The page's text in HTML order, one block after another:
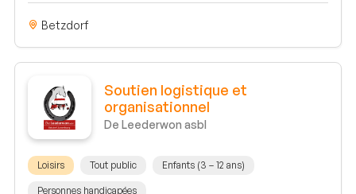
Betzdorf
Soutien logistique et
organisationnel
De Leederwon asbl
Loisirs Tout public Enfants (3 – 12 ans)
Personnes handicapées